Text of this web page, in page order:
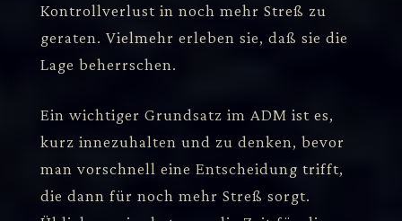
Kontrollverlust in noch mehr Streß zu
geraten. Vielmehr erleben sie, daß sie die
Lage beherrschen.
Ein wichtiger Grundsatz im ADM ist es,
kurz innezuhalten und zu denken, bevor
man vorschnell eine Entscheidung trifft,
die dann für noch mehr Streß sorgt.